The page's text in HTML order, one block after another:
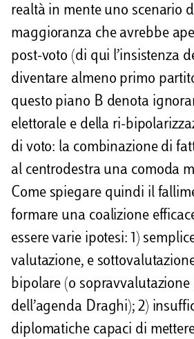
realtà in mente uno scenario
maggioranza che avrebbe
post-voto (di qui l’insistenza
diventare almeno primo
questo piano B denota
elettorale e della ri-
di voto: la combinazione di
al centrodestra una comoda
Come spiegare quindi il
formare una coalizione
essere varie ipotesi: 1)
valutazione, e
bipolare (o sopravvalutazione
dell’agenda Draghi); 2)
diplomatiche capaci di